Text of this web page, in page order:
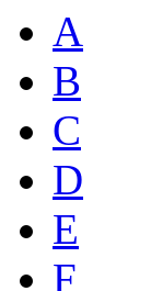
A
B
C
D
E
F